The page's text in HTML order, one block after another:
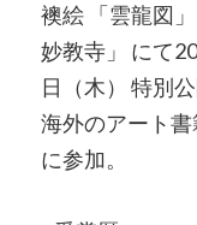
襖絵 「雲龍図
妙教寺」 にて
日（木） 特別公
海外のアート
に参加。